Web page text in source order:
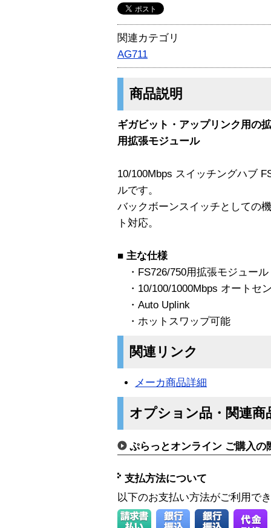
関連カテゴリ
AG711
商品説明
ギガビット・アップリンク用の
用拡張モジュール
10/100Mbps スイッチングハブ
ルです。
バックボーンスイッチとしての
ト対応。
■ 主な仕様
・FS726/750用拡張モジュール
・10/100/1000Mbps オートセ
・Auto Uplink
・ホットスワップ可能
関連リンク
メーカ商品詳細
オプション品・関連商
ぷらっとオンライン ご購入の
支払方法について
以下のお支払い方法がご利用で